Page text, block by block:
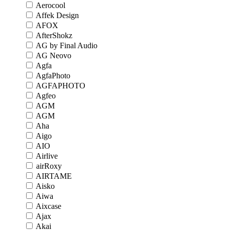
Aerocool
Affek Design
AFOX
AfterShokz
AG by Final Audio
AG Neovo
Agfa
AgfaPhoto
AGFAPHOTO
Agfeo
AGM
AGM
Aha
Aigo
AIO
Airlive
airRoxy
AIRTAME
Aisko
Aiwa
Aixcase
Ajax
Akai